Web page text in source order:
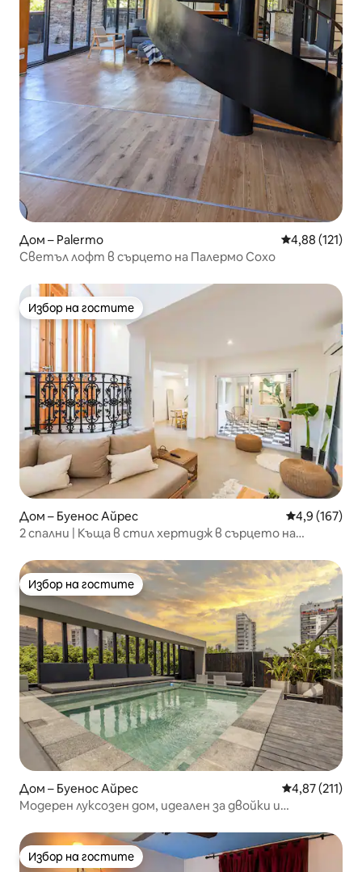
Дом – Palermo Средна
4,88 (121)
Светъл лофт в сърцето на Палермо Сохо
Избор на гостите
Избор на гостите
Дом – Буенос Айрес Средна
4,9 (167)
2 спални | Къща в стил хертидж в сърцето на
Избор на гостите
Избор на гостите
Дом – Буенос Айрес Средна
4,87 (211)
Модерен луксозен дом, идеален за двойки и
Избор на гостите
Избор на гостите